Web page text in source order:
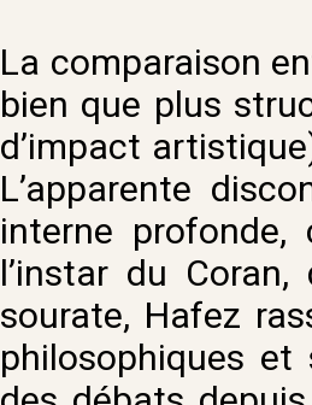
La comparaison
bien que plus
d’impact
L’apparente
interne
l’instar du
sourate, Hafez
philosophiques